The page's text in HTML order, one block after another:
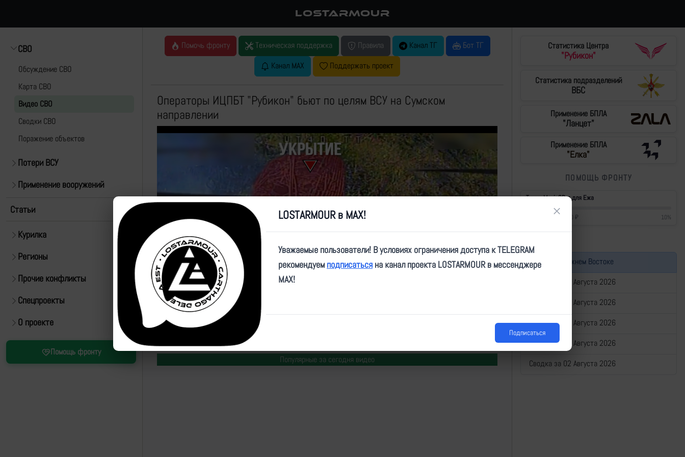
LOSTARMOUR
СВО
Обсуждение СВО
Карта СВО
Видео СВО
Cводки СВО
Поражение объектов
Потери ВСУ
Применение вооружений
Статьи
Курилка
Регионы
Прочие конфликты
Спецпроекты
О проекте
Помощь фронту
Помочь фронту Техническая поддержка Правила Канал ТГ
Бот ТГ
Канал MAX
Поддержать проект
Операторы ИЦПБТ "Рубикон" бьют по целям ВСУ на Сумском
направлении
Play
Video
80959
Популярные за сегодня видео
Статистика Центра
"Рубикон"
Статистика подразделений
ВБС
Применение БПЛА
"Ланцет"
Применение БПЛА
"Елка"
ПОМОЩЬ ФРОНТУ
Тушки Mavic3Pro для Ежа
430 000 ₽ 10%
Война на Ближнем Востоке
Сводка за 06 Августа 2026
Сводка за 05 Августа 2026
Сводка за 04 Августа 2026
Сводка за 03 Августа 2026
Сводка за 02 Августа 2026
LOSTARMOUR в MAX! ×
Уважаемые пользователи! В условиях ограничения доступа к TELEGRAM
рекомендуем подписаться на канал проекта LOSTARMOUR в мессенджере
MAX!
Подписаться